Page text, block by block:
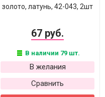
золото, латунь, 42-043, 2шт
67 руб.
В наличии 79 шт.
В желания
Сравнить